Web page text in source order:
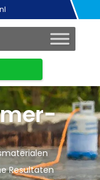
Resultaten